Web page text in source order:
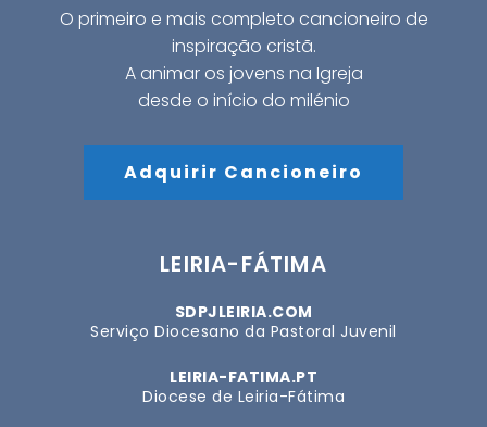
O primeiro e mais completo cancioneiro de
inspiração cristã.
A animar os jovens na Igreja
desde o início do milénio
Adquirir Cancioneiro
LEIRIA-FÁTIMA
SDPJLEIRIA.COM
Serviço Diocesano da Pastoral Juvenil
LEIRIA-FATIMA.PT
Diocese de Leiria-Fátima